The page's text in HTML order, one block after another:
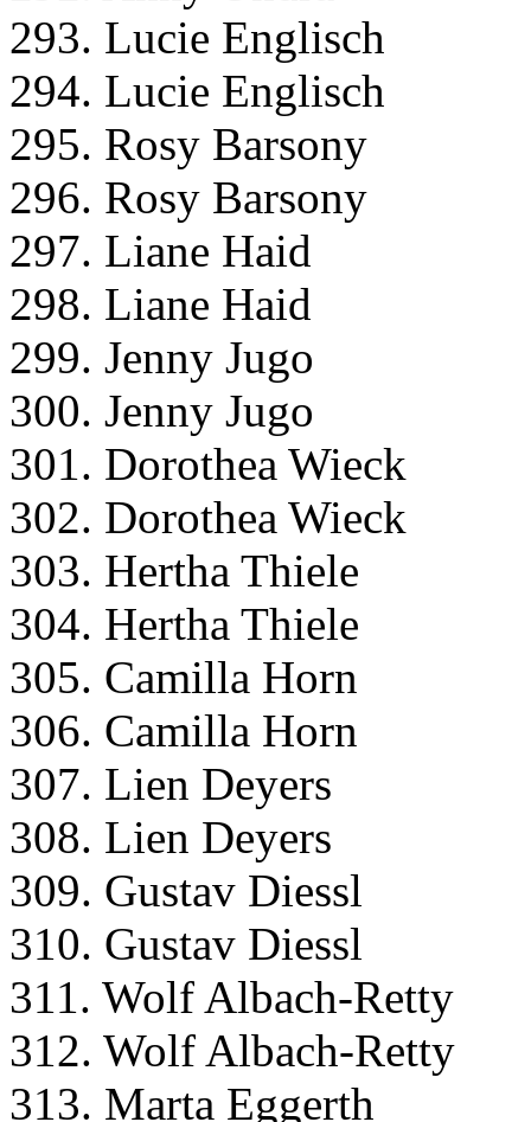
293. Lucie Englisch
294. Lucie Englisch
295. Rosy Barsony
296. Rosy Barsony
297. Liane Haid
298. Liane Haid
299. Jenny Jugo
300. Jenny Jugo
301. Dorothea Wieck
302. Dorothea Wieck
303. Hertha Thiele
304. Hertha Thiele
305. Camilla Horn
306. Camilla Horn
307. Lien Deyers
308. Lien Deyers
309. Gustav Diessl
310. Gustav Diessl
311. Wolf Albach-Retty
312. Wolf Albach-Retty
313. Marta Eggerth